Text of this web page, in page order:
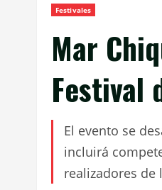
Festivales
Mar
Festival
El evento se
incluirá
realizadores de